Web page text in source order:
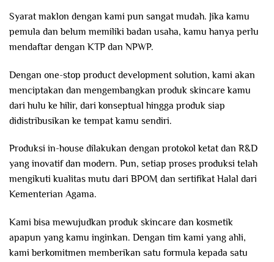
Syarat maklon dengan kami pun sangat mudah. Jika kamu
pemula dan belum memiliki badan usaha, kamu hanya perlu
mendaftar dengan KTP dan NPWP.
Dengan one-stop product development solution, kami akan
menciptakan dan mengembangkan produk skincare kamu
dari hulu ke hilir, dari konseptual hingga produk siap
didistribusikan ke tempat kamu sendiri.
Produksi in-house dilakukan dengan protokol ketat dan R&D
yang inovatif dan modern. Pun, setiap proses produksi telah
mengikuti kualitas mutu dari BPOM dan sertifikat Halal dari
Kementerian Agama.
Kami bisa mewujudkan produk skincare dan kosmetik
apapun yang kamu inginkan. Dengan tim kami yang ahli,
kami berkomitmen memberikan satu formula kepada satu